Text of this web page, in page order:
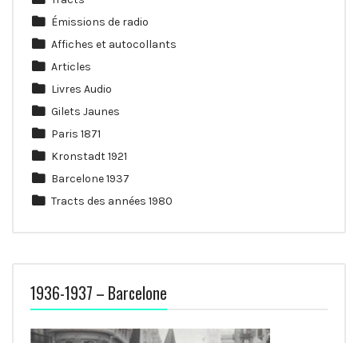
Émissions de radio
Affiches et autocollants
Articles
Livres Audio
Gilets Jaunes
Paris 1871
Kronstadt 1921
Barcelone 1937
Tracts des années 1980
1936-1937 – Barcelone